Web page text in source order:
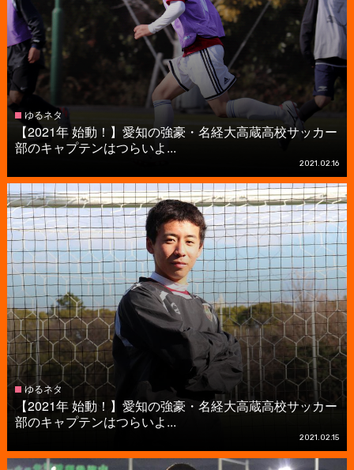
ゆるネタ
【2021年 始動！】愛知の強豪・名経大高蔵高校サッカー
部のキャプテンはつらいよ...
2021.02.16
ゆるネタ
【2021年 始動！】愛知の強豪・名経大高蔵高校サッカー
部のキャプテンはつらいよ...
2021.02.15